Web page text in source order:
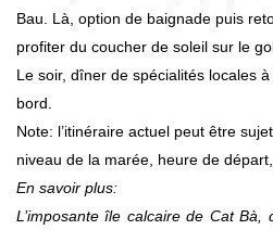
Bau. Là, option de baignade puis
profiter du coucher de soleil sur le
Le soir, dîner de spécialités locales
bord.
Note: l’itinéraire actuel peut être
niveau de la marée, heure de
En savoir plus:
L’imposante île calcaire de Cat